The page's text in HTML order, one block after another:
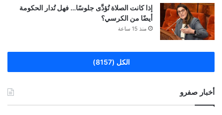
إذا كانت الصلاة تُؤدَّى جلوسًا… فهل تُدار الحكومة
أيضًا من الكرسي؟
منذ 15 ساعة
الكل (8157)
أخبار صفرو